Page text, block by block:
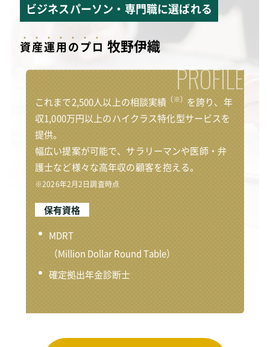
ビジネスパーソン・専門職に選ばれる
資産運用のプロ 牧野伊織
PROFILE
これまで2,500人以上の相談実績 （※） を誇り、年
収1,000万円以上のハイクラス特化型サービスを
提供。
幅広い提案が可能で、サラリーマンや医師・弁
護士など様々な高年収の顧客を抱える。
※2026年2月2日調査時点
保有資格
MDRT
（Million Dollar Round Table）
確定拠出年金診断士